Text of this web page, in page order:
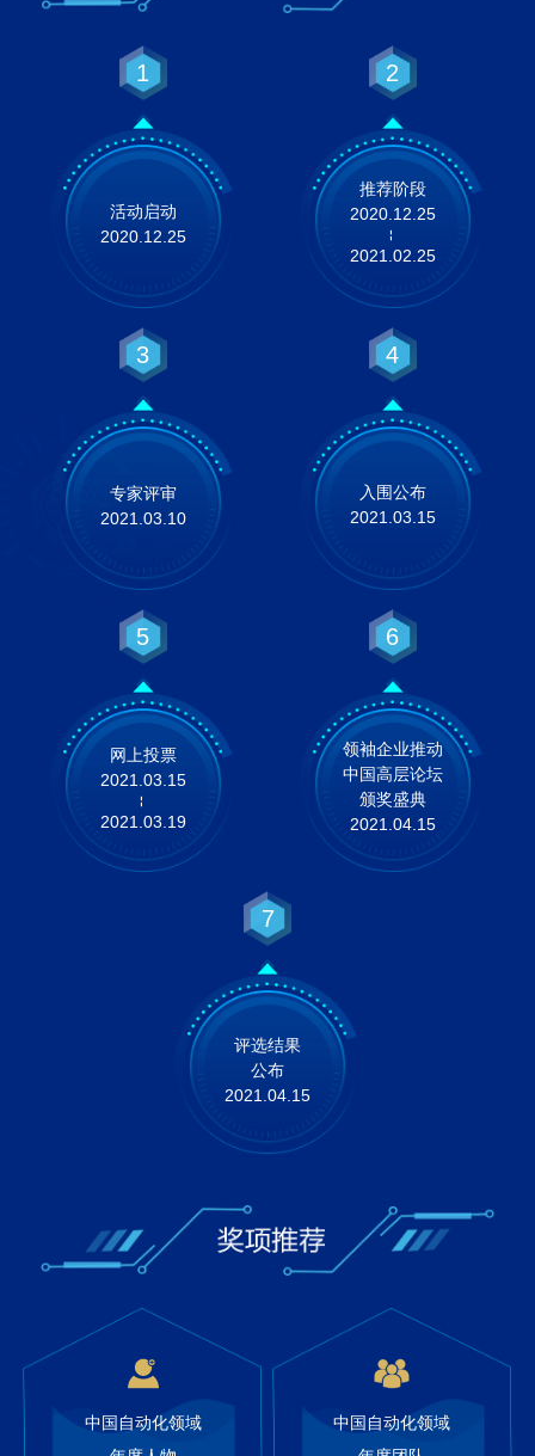
1
活动启动
2020.12.25
2
推荐阶段
2020.12.25
--
2021.02.25
3
专家评审
2021.03.10
4
入围公布
2021.03.15
5
网上投票
2021.03.15
--
2021.03.19
6
领袖企业推动
中国高层论坛
颁奖盛典
2021.04.15
7
评选结果
公布
2021.04.15
中国自动化领域
中国自动化领域